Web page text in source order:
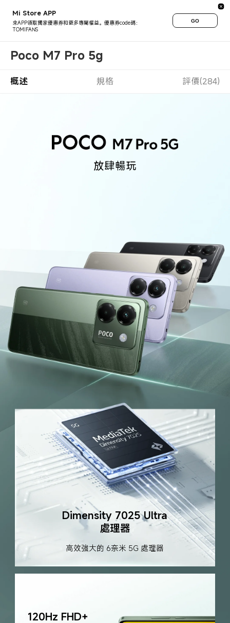
Mi Store APP
來APP領取獨家優惠券和更多專屬權益。優惠券code碼：
TOMIFANS
GO
Poco M7 Pro 5g
概述 規格 評價(284)
放肆暢玩
Dimensity 7025 Ultra
處理器
高效強大的 6奈米 5G 處理器
120Hz FHD+